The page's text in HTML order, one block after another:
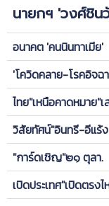
นายกฯ 'วงศ์ชิน
อนาคต 'คนนินทาเมีย'
'โควิดคลาย-โรคอิจฉ
ไทย"เหนือคาดหมาย"
วิสัยทัศน์"อินทรี-อีแร้
"การ์ดเชิญ"๒๑ ตุลา.
เปิดประเทศ"เปิดตรงไ